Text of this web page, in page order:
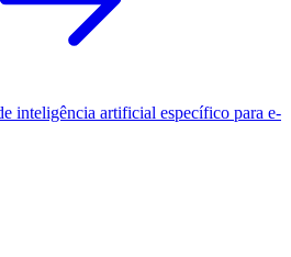
inteligência artificial específico para e-